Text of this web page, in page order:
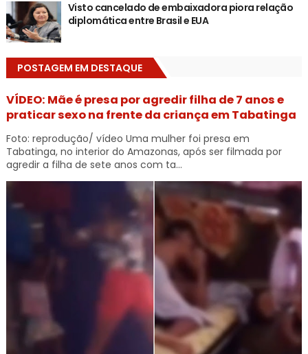
Visto cancelado de embaixadora piora relação
diplomática entre Brasil e EUA
POSTAGEM EM DESTAQUE
VÍDEO: Mãe é presa por agredir filha de 7 anos e
praticar sexo na frente da criança em Tabatinga
Foto: reprodução/ vídeo Uma mulher foi presa em
Tabatinga, no interior do Amazonas, após ser filmada por
agredir a filha de sete anos com ta...